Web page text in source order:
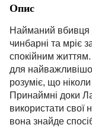
Опис
Найманий вбивця
чинбарні та мріє
спокійним
для
розуміє, що ніколи
Принаймні доки
використати
вона знайде